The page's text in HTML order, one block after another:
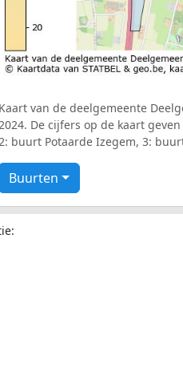
Kaart van de deelgemeente
De cijfers op de kaart
buurt Potaarde Izegem, 3:
Buurten